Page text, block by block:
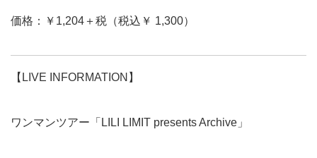
価格：￥1,204＋税（税込￥ 1,300）
【LIVE INFORMATION】
ワンマンツアー「LILI LIMIT presents Archive」